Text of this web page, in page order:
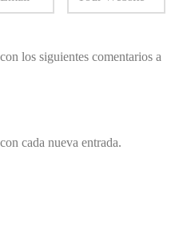
los siguientes comentarios a
cada nueva entrada.